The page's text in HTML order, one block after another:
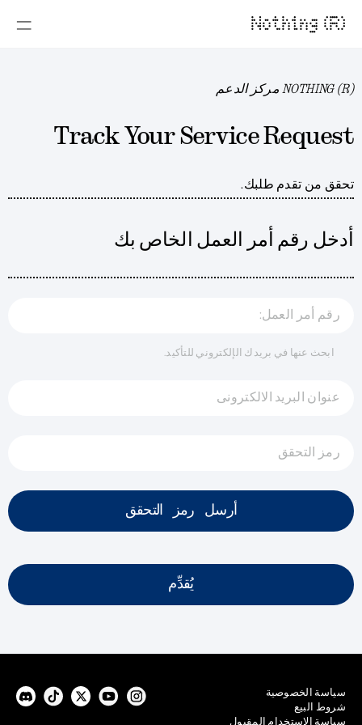
Nothing (R)
NOTHING (R) مركز الدعم
Track Your Service Request
تحقق من تقدم طلبك.
أدخل رقم أمر العمل الخاص بك
رقم أمر العمل:
ابحث عنها في بريدك الإلكتروني للتأكيد.
عنوان البريد الالكترونى
رمز التحقق
أرسل رمز التحقق
يُقدِّم
سياسة الخصوصية
شروط البيع
سياسة الاستخدام المقبول